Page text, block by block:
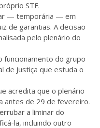
STF.
— temporária — em
de garantias. A decisão
pelo plenário do
funcionamento do grupo
de Justiça que estuda o
acredita que o plenário
antes de 29 de fevereiro.
a liminar do
la, incluindo outro